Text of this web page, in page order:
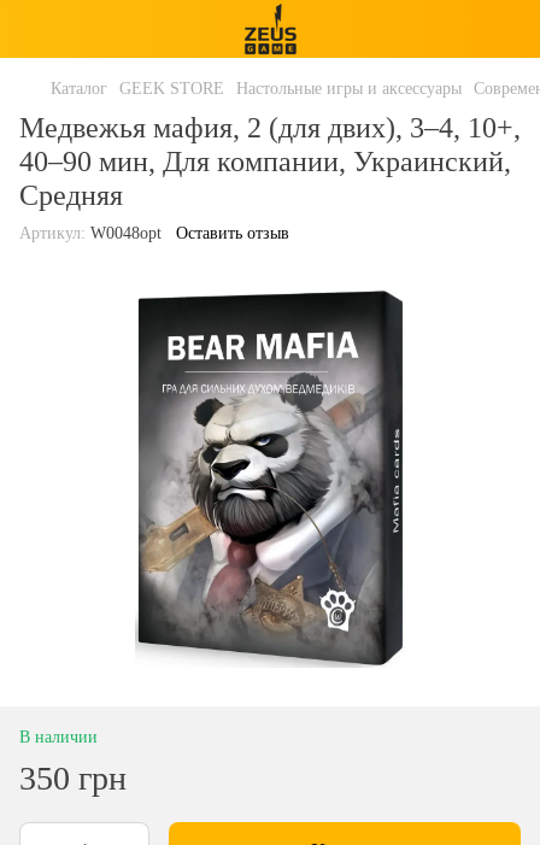
Каталог GEEK STORE Настольные игры и аксессуары
Медвежья мафия, 2 (для двих), 3–4, 10+,
40–90 мин, Для компании, Украинский,
Средняя
Артикул: W0048opt Оставить отзыв
В наличии
350 грн